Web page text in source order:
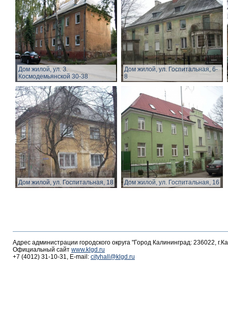
Дом жилой, ул. З.
Космодемьянской 30-38
Дом жилой, ул. Госпитальная, 6-
8
Дом жилой, ул. Госпитальная, 18 Дом жилой, ул. Госпитальная, 16
Адрес администрации городского округа "Город Калининград: 236022,
Официальный сайт www.klgd.ru
+7 (4012) 31-10-31, E-mail: cityhall@klgd.ru